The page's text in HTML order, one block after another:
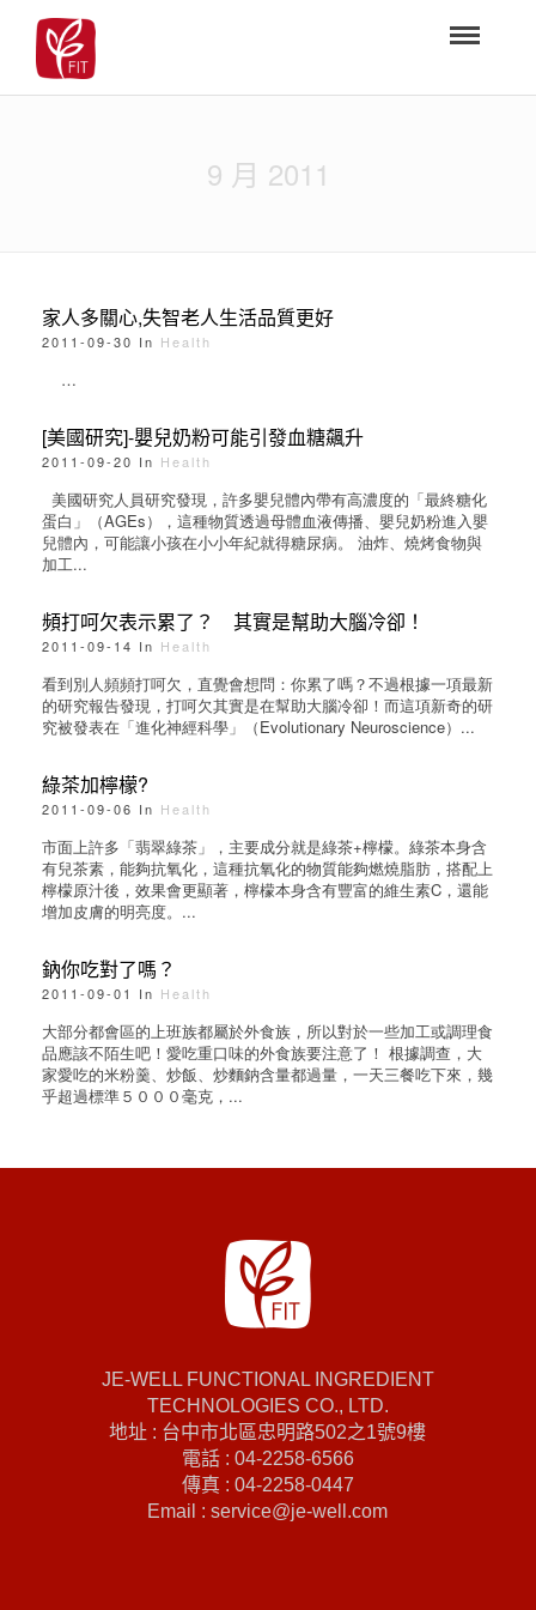
9 月 2011
家人多關心,失智老人生活品質更好
2011-09-30 In Health
…
[美國研究]-嬰兒奶粉可能引發血糖飆升
2011-09-20 In Health
美國研究人員研究發現，許多嬰兒體內帶有高濃度的「最終糖化
蛋白」（AGEs），這種物質透過母體血液傳播、嬰兒奶粉進入嬰
兒體內，可能讓小孩在小小年紀就得糖尿病。 油炸、燒烤食物與
加工...
頻打呵欠表示累了？ 其實是幫助大腦冷卻！
2011-09-14 In Health
看到別人頻頻打呵欠，直覺會想問：你累了嗎？不過根據一項最新
的研究報告發現，打呵欠其實是在幫助大腦冷卻！而這項新奇的研
究被發表在「進化神經科學」（Evolutionary Neuroscience）...
綠茶加檸檬?
2011-09-06 In Health
市面上許多「翡翠綠茶」，主要成分就是綠茶+檸檬。綠茶本身含
有兒茶素，能夠抗氧化，這種抗氧化的物質能夠燃燒脂肪，搭配上
檸檬原汁後，效果會更顯著，檸檬本身含有豐富的維生素C，還能
增加皮膚的明亮度。...
鈉你吃對了嗎？
2011-09-01 In Health
大部分都會區的上班族都屬於外食族，所以對於一些加工或調理食
品應該不陌生吧！愛吃重口味的外食族要注意了！ 根據調查，大
家愛吃的米粉羹、炒飯、炒麵鈉含量都過量，一天三餐吃下來，幾
乎超過標準５０００毫克，...
JE-WELL FUNCTIONAL INGREDIENT
TECHNOLOGIES CO., LTD.
地址 : 台中市北區忠明路502之1號9樓
電話 : 04-2258-6566
傳真 : 04-2258-0447
Email : service@je-well.com